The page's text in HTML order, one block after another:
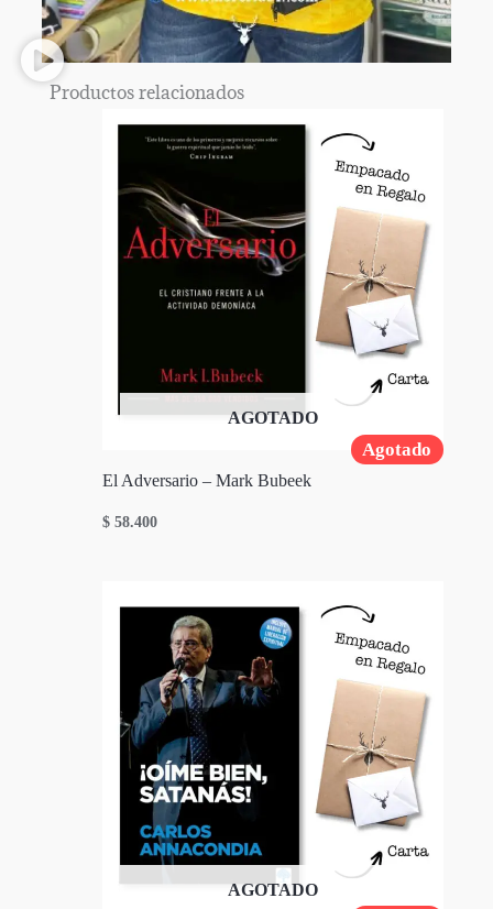
Productos relacionados
Agotado
AGOTADO
El Adversario – Mark Bubeek
$ 58.400
AGOTADO